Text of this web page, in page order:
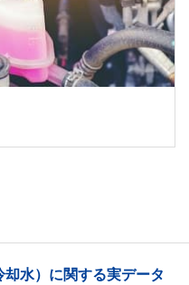
却水）に関する実データ